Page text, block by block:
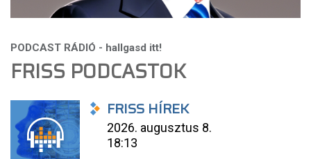
FRISS PODCASTOK
FRISS HÍREK
2026. augusztus 8.
18:13